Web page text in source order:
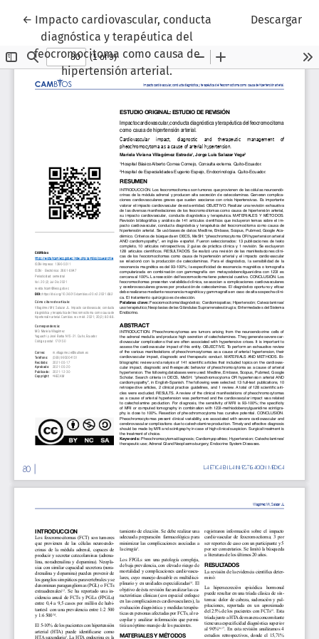
← Volver a los detalles del artículo
Impacto cardiovascular, conducta
diagnóstica y terapéutica del
feocromocitoma como causa de
hipertensión arterial.
Descargar